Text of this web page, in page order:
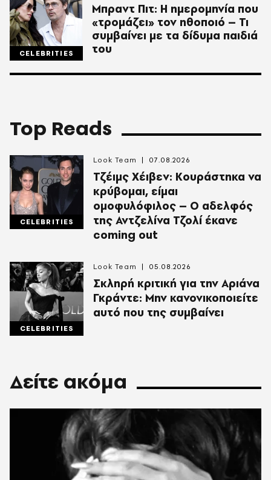
CELEBRITIES
Μπραντ Πιτ: Η ημερομηνία που
«τρομάζει» τον ηθοποιό – Τι
συμβαίνει με τα δίδυμα παιδιά
του
Top Reads
CELEBRITIES
Τζέιμς Χέιβεν: Κουράστηκα να
κρύβομαι, είμαι
ομοφυλόφιλος – Ο αδελφός
της Αντζελίνα Τζολί έκανε
coming out
Look Team 07.08.2026
CELEBRITIES
Σκληρή κριτική για την Αριάνα
Γκράντε: Μην κανονικοποιείτε
αυτό που της συμβαίνει
Look Team 05.08.2026
Δείτε ακόμα